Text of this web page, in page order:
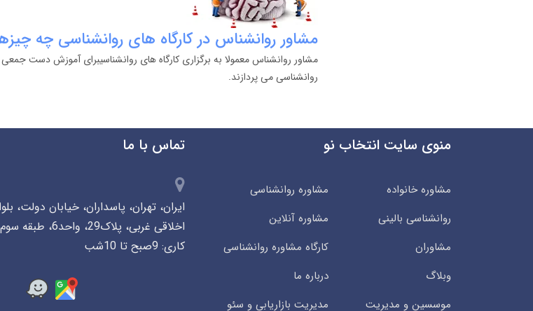
مشاور روانشناس در کارگاه های روانشناسی چه
مشاور روانشناس معمولا به برگزاری کارگاه های روانشناسیبرای آموزش دست
روانشناسی می پردازند.
منوی سایت انتخاب نو
مشاوره خانواده
مشاوره روانشناسی
روانشناسی بالینی
مشاوره آنلاین
مشاوران
کارگاه مشاوره روانشناسی
وبلاگ
درباره ما
موسسین و مدیریت
مدیریت بازاریابی و سئو
تماس با ما
ایران، تهران، پاسداران، خیابان دولت،
اخلاقی غربی، پلاک29،
کاری: 9صبح تا 10شب